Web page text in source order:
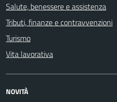
Salute, benessere e assistenza
Tributi, finanze e contravvenzioni
Turismo
Vita lavorativa
NOVITÀ